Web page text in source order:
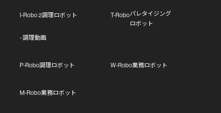
（情報提供元、広告主、広告配信先など
を含みます。以下、｢提携先｣といいま
す。
I-Robo 2調理ロボット
- 調理動画
T-Roboパレタイジング
ロボット
P-Robo調理ロボット W-Robo業務ロボット
M-Robo業務ロボット